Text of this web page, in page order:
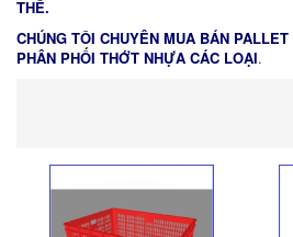
THỂ.
CHÚNG TÔI CHUYÊN MUA BÁN
PHÂN PHỐI THỚT NHỰA CÁC LOẠI.